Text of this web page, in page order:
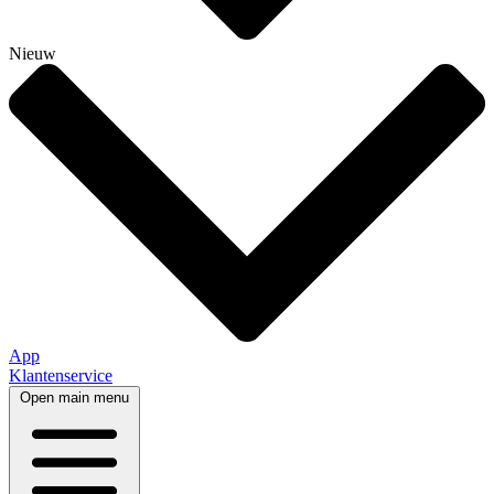
Nieuw
App
Klantenservice
Open main menu